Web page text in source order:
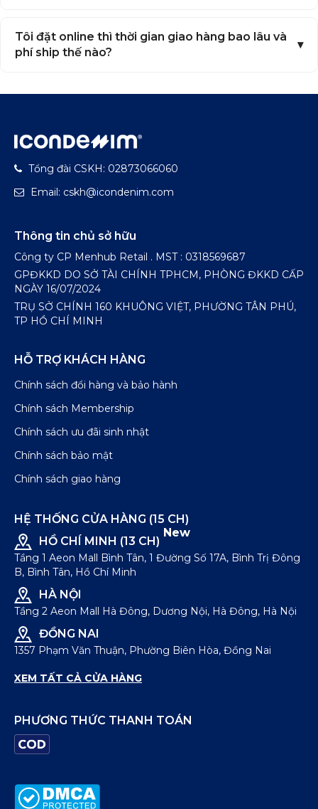
Tôi đặt online thì thời gian giao hàng bao lâu và
phí ship thế nào?
Tổng đài CSKH: 02873066060
Email: cskh@icondenim.com
Thông tin chủ sở hữu
Công ty CP Menhub Retail . MST : 0318569687
GPĐKKD DO SỞ TÀI CHÍNH TPHCM, PHÒNG ĐKKD CẤP
NGÀY 16/07/2024
TRỤ SỞ CHÍNH 160 KHUÔNG VIỆT, PHƯỜNG TÂN PHÚ,
TP HỒ CHÍ MINH
HỖ TRỢ KHÁCH HÀNG
Chính sách đổi hàng và bảo hành
Chính sách Membership
Chính sách ưu đãi sinh nhật
Chính sách bảo mật
Chính sách giao hàng
HỆ THỐNG CỬA HÀNG (15 CH)
HỒ CHÍ MINH (13 CH)
New
Tầng 1 Aeon Mall Bình Tân, 1 Đường Số 17A, Bình Trị Đông
B, Bình Tân, Hồ Chí Minh
HÀ NỘI
Tầng 2 Aeon Mall Hà Đông, Dương Nội, Hà Đông, Hà Nội
ĐỒNG NAI
1357 Phạm Văn Thuận, Phường Biên Hòa, Đồng Nai
XEM TẤT CẢ CỬA HÀNG
PHƯƠNG THỨC THANH TOÁN